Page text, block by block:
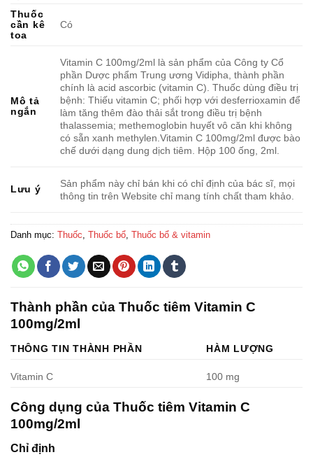
Thuốc
cần kê
toa
Có
Mô tả
ngắn
Vitamin C 100mg/2ml là sản phẩm của Công ty Cổ
phần Dược phẩm Trung ương Vidipha, thành phần
chính là acid ascorbic (vitamin C). Thuốc dùng điều trị
bệnh: Thiếu vitamin C; phối hợp với desferrioxamin để
làm tăng thêm đào thải sắt trong điều trị bệnh
thalassemia; methemoglobin huyết vô căn khi không
có sẵn xanh methylen.Vitamin C 100mg/2ml được bào
chế dưới dạng dung dịch tiêm. Hộp 100 ống, 2ml.
Lưu ý
Sản phẩm này chỉ bán khi có chỉ định của bác sĩ, mọi
thông tin trên Website chỉ mang tính chất tham khảo.
Danh mục: Thuốc Thuốc bổ Thuốc bổ & vitamin
Thành phần của Thuốc tiêm Vitamin C
100mg/2ml
THÔNG TIN THÀNH PHẦN HÀM LƯỢNG
Vitamin C 100 mg
Công dụng của Thuốc tiêm Vitamin C
100mg/2ml
Chỉ định